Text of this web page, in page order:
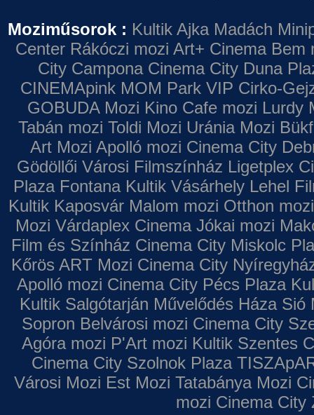
Moziműsorok : Kultik Ajka Madách
Center Rákóczi mozi Art+ Cinema Bem
City Campona Cinema City Duna
CINEMApink MOM Park VIP Cirko-
GOBUDA Mozi Kino Cafe mozi Lurdy
Tabán mozi Toldi Mozi Uránia Mozi
Art Mozi Apolló mozi Cinema City
Gödöllői Városi Filmszínház Ligetplex
Plaza Fontana Kultik Vásárhely Lehel
Kultik Kaposvár Malom mozi Otthon mozi
Mozi Várdaplex Cinema Jókai mozi
Film és Színház Cinema City Miskolc
Kőrös ART Mozi Cinema City
Apolló mozi Cinema City Pécs Plaza
Kultik Salgótarján Művelődés Háza Sió
Sopron Belvárosi mozi Cinema City
Agóra mozi P'Art mozi Kultik Szentes
Cinema City Szolnok Plaza
Városi Mozi Est Mozi Tatabánya Mozi
mozi Cinema City